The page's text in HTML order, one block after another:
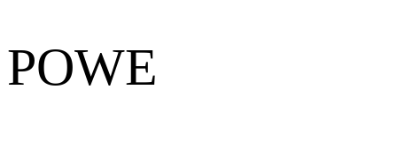
POWE